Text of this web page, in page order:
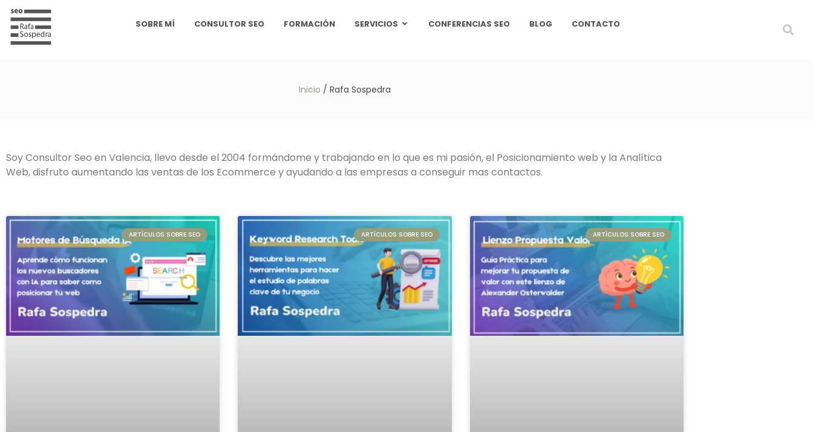
SOBRE MÍ CONSULTOR SEO FORMACIÓN SERVICIOS CONFERENCIAS SEO BLOG CONTACTO
Inicio / Rafa Sospedra
Soy Consultor Seo en Valencia, llevo desde el 2004 formándome y trabajando en lo que es mi pasión, el Posicionamiento web y la Analítica
Web, disfruto aumentando las ventas de los Ecommerce y ayudando a las empresas a conseguir mas contactos.
ARTÍCULOS SOBRE SEO ARTÍCULOS SOBRE SEO ARTÍCULOS SOBRE SEO